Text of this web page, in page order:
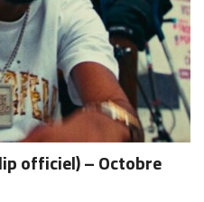
officiel) – Octobre